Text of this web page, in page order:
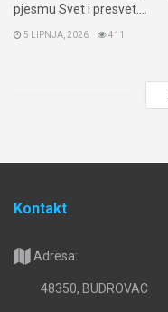
pjesmu Svet i presvet....
5 LIPNJA, 2026 411
Kontakt
Adresa:
48350, BUDROVAC